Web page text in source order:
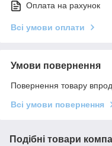
Оплата на рахунок
Всі умови оплати
Умови повернення
Повернення товару
Всі умови повернення
Подібні товари